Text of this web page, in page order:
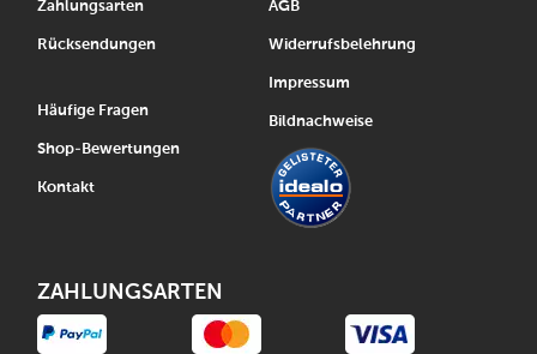
Zahlungsarten
Rücksendungen
Häufige Fragen
Shop-Bewertungen
Kontakt
AGB
Widerrufsbelehrung
Impressum
Bildnachweise
ZAHLUNGSARTEN